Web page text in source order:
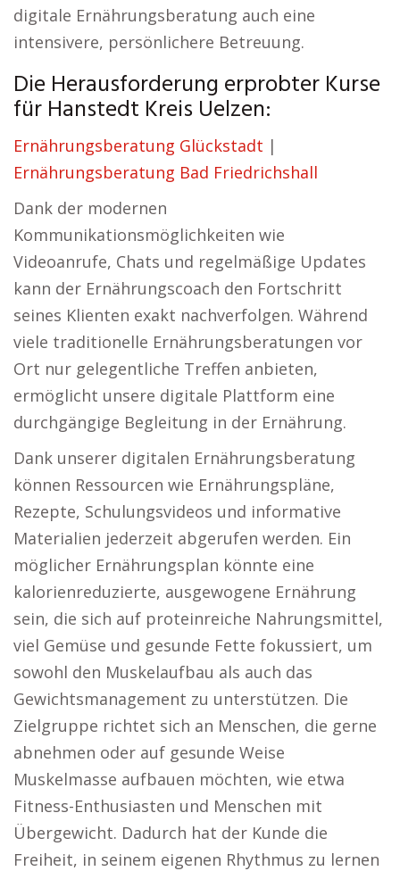
digitale Ernährungsberatung auch eine
intensivere, persönlichere Betreuung.
Die Herausforderung erprobter Kurse
für Hanstedt Kreis Uelzen:
Ernährungsberatung Glückstadt |
Ernährungsberatung Bad Friedrichshall
Dank der modernen
Kommunikationsmöglichkeiten wie
Videoanrufe, Chats und regelmäßige Updates
kann der Ernährungscoach den Fortschritt
seines Klienten exakt nachverfolgen. Während
viele traditionelle Ernährungsberatungen vor
Ort nur gelegentliche Treffen anbieten,
ermöglicht unsere digitale Plattform eine
durchgängige Begleitung in der Ernährung.
Dank unserer digitalen Ernährungsberatung
können Ressourcen wie Ernährungspläne,
Rezepte, Schulungsvideos und informative
Materialien jederzeit abgerufen werden. Ein
möglicher Ernährungsplan könnte eine
kalorienreduzierte, ausgewogene Ernährung
sein, die sich auf proteinreiche Nahrungsmittel,
viel Gemüse und gesunde Fette fokussiert, um
sowohl den Muskelaufbau als auch das
Gewichtsmanagement zu unterstützen. Die
Zielgruppe richtet sich an Menschen, die gerne
abnehmen oder auf gesunde Weise
Muskelmasse aufbauen möchten, wie etwa
Fitness-Enthusiasten und Menschen mit
Übergewicht. Dadurch hat der Kunde die
Freiheit, in seinem eigenen Rhythmus zu lernen